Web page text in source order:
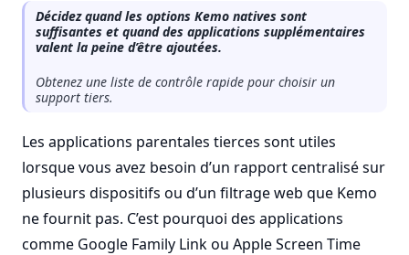
Décidez quand les options Kemo natives sont
suffisantes et quand des applications supplémentaires
valent la peine d’être ajoutées.
Obtenez une liste de contrôle rapide pour choisir un
support tiers.
Les applications parentales tierces sont utiles
lorsque vous avez besoin d’un rapport centralisé sur
plusieurs dispositifs ou d’un filtrage web que Kemo
ne fournit pas. C’est pourquoi des applications
comme Google Family Link ou Apple Screen Time